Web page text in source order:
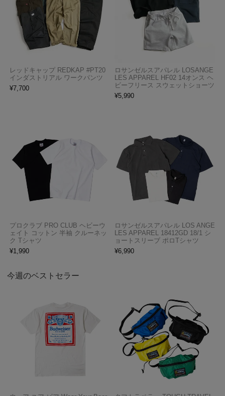
レッドキャップ REDKAP #PT20
インダストリアル ワークパンツ
¥7,700
ロサンゼルスアパレル LOSANGE
LES APPAREL HF02 14オンス ヘ
ビーフリース スウェットショーツ
¥5,990
プロクラブ PRO CLUB ヘビーウ
ェイト コットン 半袖 クルーネッ
ク Tシャツ
¥1,990
ロサンゼルスアパレル LOS ANGE
LES APPAREL 18412GD 18/1 シ
ョートスリーブ ポロTシャツ
¥6,990
今週のベストセラー